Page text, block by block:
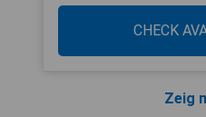
CHECK
Zeig